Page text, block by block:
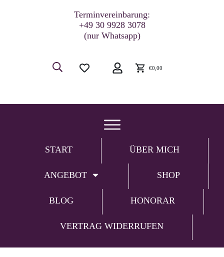
Terminvereinbarung:
+49 30 9928 3078
(nur Whatsapp)
€0,00
START ÜBER MICH
ANGEBOT SHOP
BLOG HONORAR
VERTRAG WIDERRUFEN